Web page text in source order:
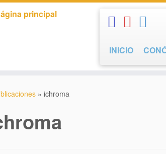
INICIO
» ichroma